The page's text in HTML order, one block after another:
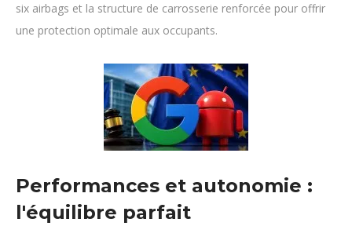
six airbags et la structure de carrosserie renforcée pour offrir
une protection optimale aux occupants.
Performances et autonomie :
l'équilibre parfait